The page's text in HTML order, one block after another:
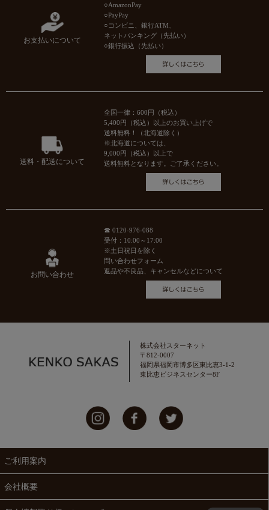
お支払いについて
○AmazonPay
○PayPay
○コンビニ、銀行ATM、
ネットバンキング（先払い）
○銀行振込（先払い）
送料・配送について
全国一律：600円（税込）
5,400円（税込）以上のお買い上げで
送料無料！（北海道除く）
※北海道については、
9,000円（税込）以上で
送料無料となります。ご了承ください。
お問い合わせ
☎ 0120-976-088
受付：10:00～17:00
※土日祝日を除く
問い合わせフォーム
返品や不良品、キャンセルなどについて
株式会社スターネット
〒812-0007
福岡県福岡市博多区東比恵3-1-2
東比恵ビジネスセンター8F
ご利用案内
会社概要